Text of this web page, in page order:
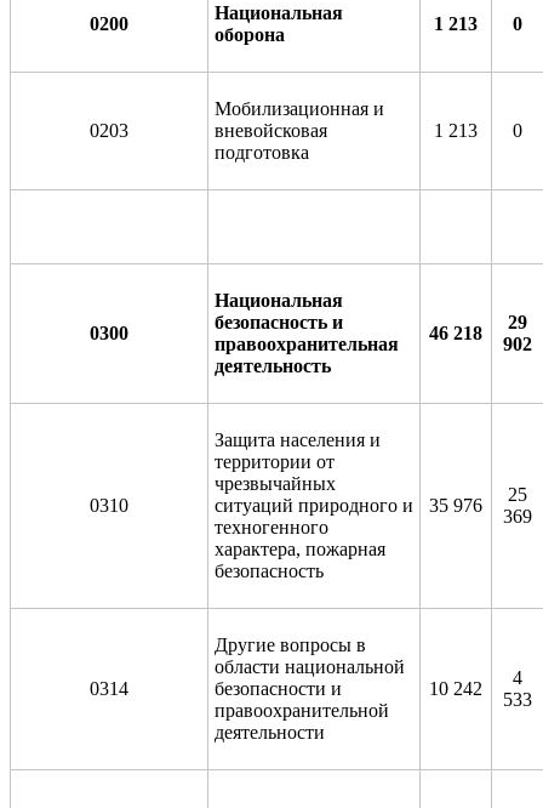
0200
Национальная
оборона
1 213 0
0203
Мобилизационная и
вневойсковая
подготовка
1 213 0
0300
Национальная
безопасность и
правоохранительная
деятельность
46 218
29
902
0310
Защита населения и
территории от
чрезвычайных
ситуаций природного и
техногенного
характера, пожарная
безопасность
35 976
25
369
0314
Другие вопросы в
области национальной
безопасности и
правоохранительной
деятельности
10 242
4
533